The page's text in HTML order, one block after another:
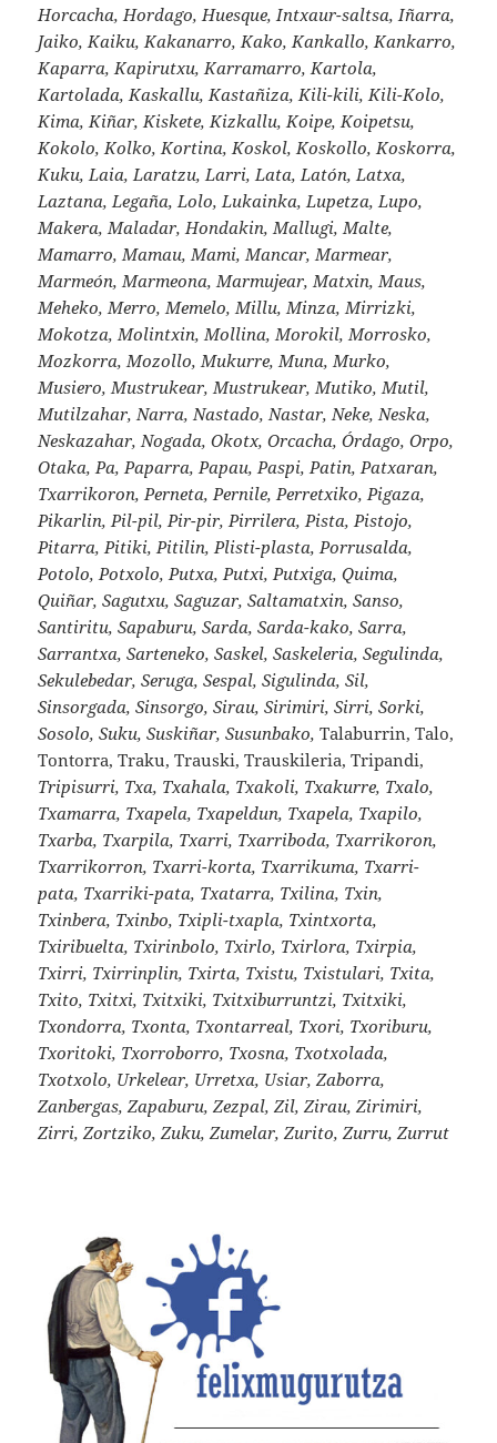
Horcacha, Hordago, Huesque, Intxaur-saltsa, Iñarra,
Jaiko, Kaiku, Kakanarro, Kako, Kankallo, Kankarro,
Kaparra, Kapirutxu, Karramarro, Kartola,
Kartolada, Kaskallu, Kastañiza, Kili-kili, Kili-Kolo,
Kima, Kiñar, Kiskete, Kizkallu, Koipe, Koipetsu,
Kokolo, Kolko, Kortina, Koskol, Koskollo, Koskorra,
Kuku, Laia, Laratzu, Larri, Lata, Latón, Latxa,
Laztana, Legaña, Lolo, Lukainka, Lupetza, Lupo,
Makera, Maladar, Hondakin, Mallugi, Malte,
Mamarro, Mamau, Mami, Mancar, Marmear,
Marmeón, Marmeona, Marmujear, Matxin, Maus,
Meheko, Merro, Memelo, Millu, Minza, Mirrizki,
Mokotza, Molintxin, Mollina, Morokil, Morrosko,
Mozkorra, Mozollo, Mukurre, Muna, Murko,
Musiero, Mustrukear, Mustrukear, Mutiko, Mutil,
Mutilzahar, Narra, Nastado, Nastar, Neke, Neska,
Neskazahar, Nogada, Okotx, Orcacha, Órdago, Orpo,
Otaka, Pa, Paparra, Papau, Paspi, Patin, Patxaran,
Txarrikoron, Perneta, Pernile, Perretxiko, Pigaza,
Pikarlin, Pil-pil, Pir-pir, Pirrilera, Pista, Pistojo,
Pitarra, Pitiki, Pitilin, Plisti-plasta, Porrusalda,
Potolo, Potxolo, Putxa, Putxi, Putxiga, Quima,
Quiñar, Sagutxu, Saguzar, Saltamatxin, Sanso,
Santiritu, Sapaburu, Sarda, Sarda-kako, Sarra,
Sarrantxa, Sarteneko, Saskel, Saskeleria, Segulinda,
Sekulebedar, Seruga, Sespal, Sigulinda, Sil,
Sinsorgada, Sinsorgo, Sirau, Sirimiri, Sirri, Sorki,
Sosolo, Suku, Suskiñar, Susunbako, Talaburrin, Talo,
Tontorra, Traku, Trauski, Trauskileria, Tripandi,
Tripisurri, Txa, Txahala, Txakoli, Txakurre, Txalo,
Txamarra, Txapela, Txapeldun, Txapela, Txapilo,
Txarba, Txarpila, Txarri, Txarriboda, Txarrikoron,
Txarrikorron, Txarri-korta, Txarrikuma, Txarri-
pata, Txarriki-pata, Txatarra, Txilina, Txin,
Txinbera, Txinbo, Txipli-txapla, Txintxorta,
Txiribuelta, Txirinbolo, Txirlo, Txirlora, Txirpia,
Txirri, Txirrinplin, Txirta, Txistu, Txistulari, Txita,
Txito, Txitxi, Txitxiki, Txitxiburruntzi, Txitxiki,
Txondorra, Txonta, Txontarreal, Txori, Txoriburu,
Txoritoki, Txorroborro, Txosna, Txotxolada,
Txotxolo, Urkelear, Urretxa, Usiar, Zaborra,
Zanbergas, Zapaburu, Zezpal, Zil, Zirau, Zirimiri,
Zirri, Zortziko, Zuku, Zumelar, Zurito, Zurru, Zurrut